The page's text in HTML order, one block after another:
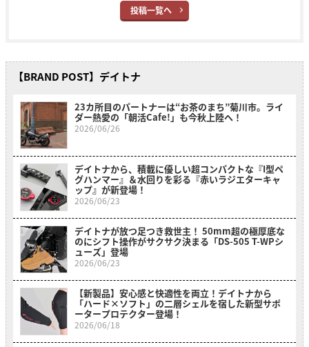
投稿一覧へ
【BRAND POST】デイトナ
23カ所目のパートナーは“お茶のまち”菊川市。ライ
ダー熱愛の「朝活Cafe!」も今秋上陸へ！
2026/06/26
デイトナから、積載に優しい超コンパクトな『I型ペ
グハンマー』＆水回りを彩る『赤いラジエターキャ
ップ』が新登場！
2026/06/23
デイトナが放つ足つき救世主！ 50mm超の極厚底な
のにシフト操作がサクサク決まる「DS-505 T-WPシ
ューズ」登場
2026/06/23
【新製品】安心感と快適性を両立！デイトナから
「ハード×ソフト」の二層シェルを宿した新型サポ
ータープロテクター登場！
2026/06/18